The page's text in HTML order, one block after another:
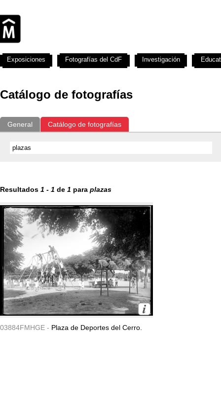
Catálogo de fotografías
General Catálogo de fotografías
Resultados 1 - 1 de 1 para plazas
03884FMHGE - Plaza de Deportes del Cerro.
Exposiciones Fotografías del CdF Investigación